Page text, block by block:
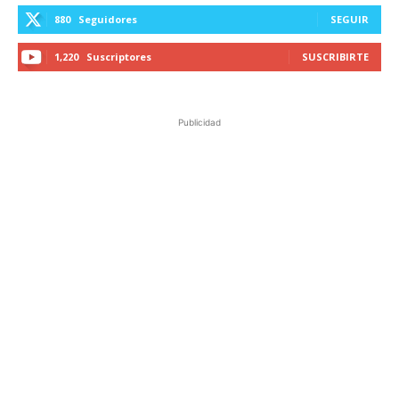
880 Seguidores SEGUIR
1,220 Suscriptores SUSCRIBIRTE
Publicidad